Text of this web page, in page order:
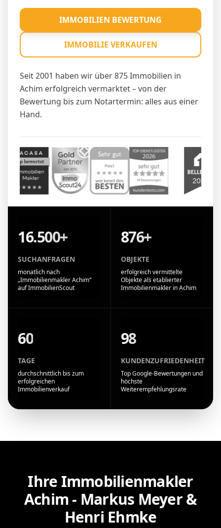
Seit 2001 haben wir über 875 Immobilien in
Achim erfolgreich vermarktet – von der
Bewertung bis zum Notartermin: alles aus einer
Hand.
IMMOBILIEN BEWERTUNG
IMMOBILIE VERKAUFEN
16.500+
SUCHANFRAGEN
monatlich nach
„Immobilienmakler Achim“
auf ImmobilienScout
876+
OBJEKTE
erfolgreich vermittelte
Objekte als etablierter
Immobilienmakler in Achim
60
TAGE
durchschnittlich bis zum
erfolgreichen
Immobilienverkauf
98
KUNDENZUFRIEDENHEIT
Top Google-Bewertungen und
höchste
Weiterempfehlungsrate
Ihre Immobilienmakler
Achim - Markus Meyer &
Henri Ehmke